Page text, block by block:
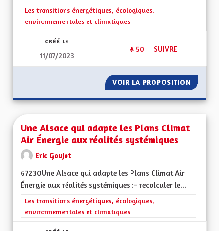
Filtrer les résultats de la catégorie : Les transitions
Les transitions énergétiques, écologiques,
environnementales et climatiques
CRÉÉ LE
11/07/2023
50 50 ABONNÉS
SUIVRE
VOIR LA PROPOSITION UNE
Une Alsace qui adapte les Plans Climat
Air Énergie aux réalités systémiques
Eric Goujot
67230Une Alsace qui adapte les Plans Climat Air
Énergie aux réalités systémiques :- recalculer le...
Filtrer les résultats de la catégorie : Les transitions
Les transitions énergétiques, écologiques,
environnementales et climatiques